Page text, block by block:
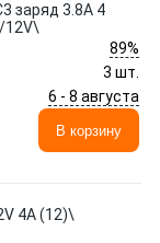
заряд 3.8A 4
12V\
89%
3 шт.
6 - 8 августа
В корзину
4А (12)\